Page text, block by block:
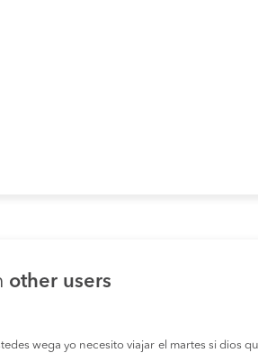
other users
wega yo necesito viajar el martes si dios